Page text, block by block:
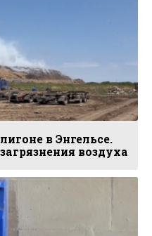
в Энгельсе.
воздуха